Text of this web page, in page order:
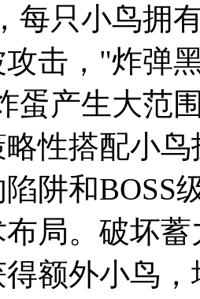
每只小鸟拥
攻击，"炸弹
蛋产生大范
性搭配小
阱和BOSS
局。破坏
额外小鸟